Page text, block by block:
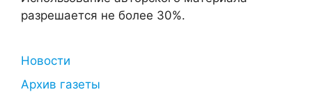
разрешается не более 30%.
Новости
Архив газеты